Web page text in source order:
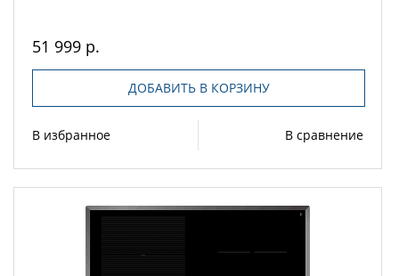
51 999 р.
ДОБАВИТЬ В КОРЗИНУ
В избранное В сравнение